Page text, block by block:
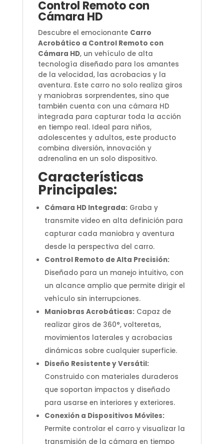
Control Remoto con
Cámara HD
Descubre el emocionante Carro
Acrobático a Control Remoto con
Cámara HD, un vehículo de alta
tecnología diseñado para los amantes
de la velocidad, las acrobacias y la
aventura. Este carro no solo realiza giros
y maniobras sorprendentes, sino que
también cuenta con una cámara HD
integrada para capturar toda la acción
en tiempo real. Ideal para niños,
adolescentes y adultos, este producto
combina diversión, innovación y
adrenalina en un solo dispositivo.
Características
Principales:
Cámara HD Integrada: Graba y
transmite video en alta definición para
capturar cada maniobra y aventura
desde la perspectiva del carro.
Control Remoto de Alta Precisión:
Diseñado para un manejo intuitivo, con
un alcance amplio que permite dirigir el
vehículo sin interrupciones.
Maniobras Acrobáticas: Capaz de
realizar giros de 360°, volteretas,
movimientos laterales y acrobacias
dinámicas sobre cualquier superficie.
Diseño Resistente y Versátil:
Construido con materiales duraderos
que soportan impactos y diseñado
para usarse en interiores y exteriores.
Conexión a Dispositivos Móviles:
Permite controlar el carro y visualizar la
transmisión de la cámara en tiempo